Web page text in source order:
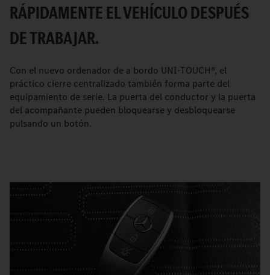
RÁPIDAMENTE EL VEHÍCULO DESPUÉS
DE TRABAJAR.
Con el nuevo ordenador de a bordo UNI-TOUCH®, el
práctico cierre centralizado también forma parte del
equipamiento de serie. La puerta del conductor y la puerta
del acompañante pueden bloquearse y desbloquearse
pulsando un botón.